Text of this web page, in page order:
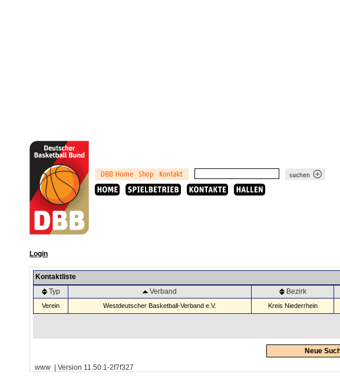
Login
Kontaktliste
Typ
Verband Bezirk
Verein Westdeutscher Basketball-Verband e.V. Kreis Niederrhein
Neue
www | Version 11.50.1-2f7f327